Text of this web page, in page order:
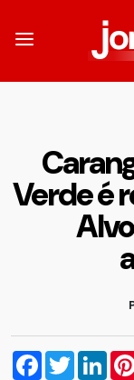
Verde é
Facebook
Twitter